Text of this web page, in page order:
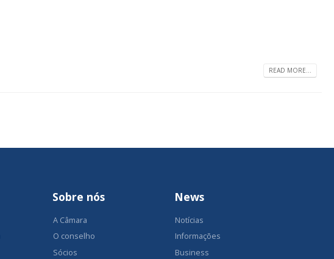
READ MORE...
Sobre nós
A Câmara
O conselho
Sócios
News
Notícias
Informações
Business